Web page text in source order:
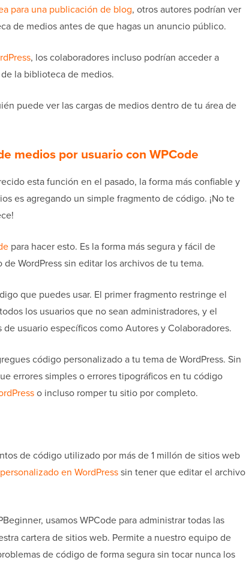
para una publicación de blog, otros autores podrían ver
de medios antes de que hagas un anuncio público.
, los colaboradores incluso podrían acceder a
la biblioteca de medios.
puede ver las cargas de medios dentro de tu área de
medios por usuario con WPCode
esta función en el pasado, la forma más confiable y
es agregando un simple fragmento de código. ¡No te
para hacer esto. Es la forma más segura y fácil de
WordPress sin editar los archivos de tu tema.
que puedes usar. El primer fragmento restringe el
los usuarios que no sean administradores, y el
usuario específicos como Autores y Colaboradores.
código personalizado a tu tema de WordPress. Sin
errores simples o errores tipográficos en tu código
o incluso romper tu sitio por completo.
de código utilizado por más de 1 millón de sitios web
en WordPresssin tener que editar el archivo
usamos WPCode para administrar todas las
cartera de sitios web. Permite a nuestro equipo de
de código de forma segura sin tocar nunca los